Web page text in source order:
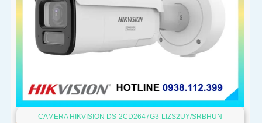
CAMERA HIKVISION DS-2CD2647G3-LIZS2UY/SRBHUN